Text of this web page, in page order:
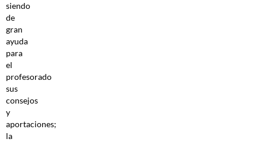
siendo
de
gran
ayuda
para
el
profesorado
sus
consejos
y
aportaciones;
la